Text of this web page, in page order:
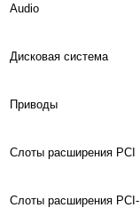
Audio
Дисковая система
Приводы
Слоты расширения PCI
Слоты расширения PCI-